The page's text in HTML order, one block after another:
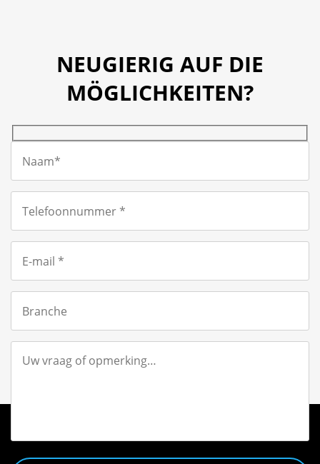
NEUGIERIG AUF DIE
MÖGLICHKEITEN?